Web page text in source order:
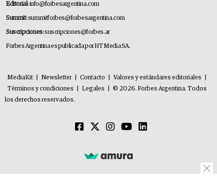
Editorial:info@forbesargentina.com
Summit:summitforbes@forbesargentina.com
Suscripciones:suscripciones@forbes.ar
Forbes Argentina es publicada por HT Media SA.
MediaKit Newsletter Contacto Valores y estándares editoriales
Términos y condiciones
Legales
© 2026. Forbes Argentina. Todos
los derechos reservados.